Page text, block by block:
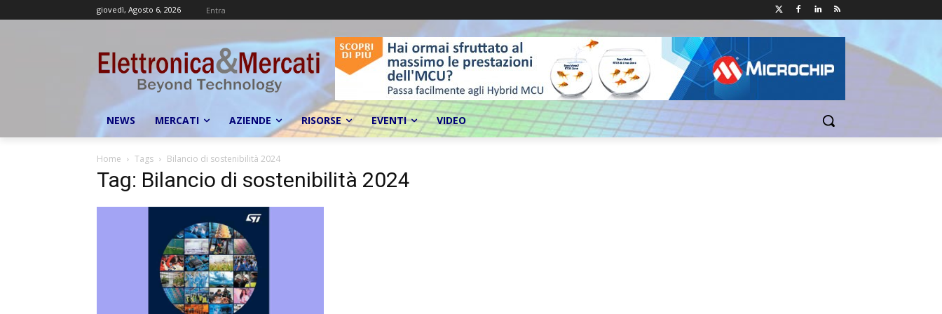
giovedì, Agosto 6, 2026 Entra
NEWS MERCATI AZIENDE RISORSE EVENTI VIDEO
Home Tags Bilancio di sostenibilità 2024
Tag: Bilancio di sostenibilità 2024